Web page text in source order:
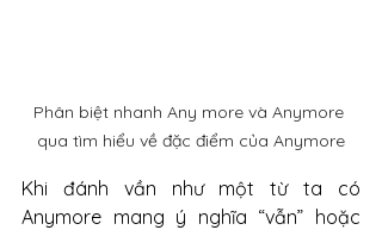
Phân biệt nhanh Any more và Anymore
qua tìm hiểu về đặc điểm của Anymore
Khi đánh vần như một từ ta có
Anymore mang ý nghĩa “vẫn” hoặc